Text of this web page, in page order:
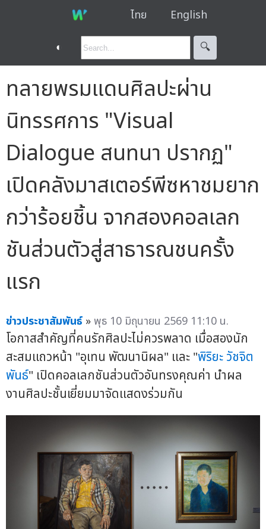
ไทย English
◐ 🔍︎
ทลายพรมแดนศิลปะผ่าน
นิทรรศการ "Visual
Dialogue สนทนา ปรากฏ"
เปิดคลังมาสเตอร์พีซหาชมยาก
กว่าร้อยชิ้น จากสองคอลเลก
ชันส่วนตัวสู่สาธารณชนครั้ง
แรก
ข่าวประชาสัมพันธ์ »พุธ 10 มิถุนายน 2569 11:10 น.
โอกาสสำคัญที่คนรักศิลปะไม่ควรพลาด เมื่อสองนัก
สะสมแถวหน้า "อุเทน พัฒนานิผล" และ "พิริยะ วัชจิต
พันธ์" เปิดคอลเลกชันส่วนตัวอันทรงคุณค่า นำผล
งานศิลปะชั้นเยี่ยมมาจัดแสดงร่วมกัน